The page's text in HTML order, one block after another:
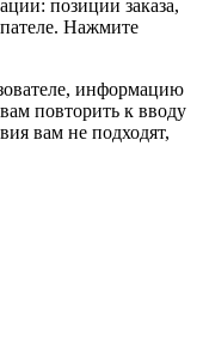
позиции заказа,
Нажмите
информацию
повторить к вводу
вам не подходят,